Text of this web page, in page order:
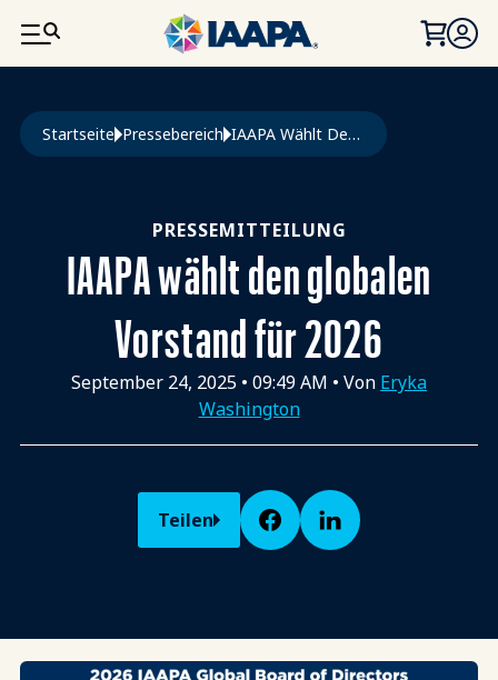
DIREKT ZUM INHALT
Pfadnavigation
Startseite Pressebereich IAAPA Wählt Den Globalen Vorstand Für 2026
PRESSEMITTEILUNG
IAAPA wählt den globalen
Vorstand für 2026
September 24, 2025 • 09:49 AM • Von Eryka
Washington
Teilen